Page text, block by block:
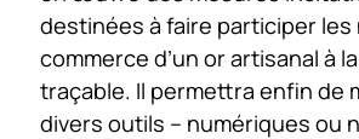
destinées à faire participer les
commerce d’un or artisanal à
traçable. Il permettra enfin de
divers outils – numériques ou